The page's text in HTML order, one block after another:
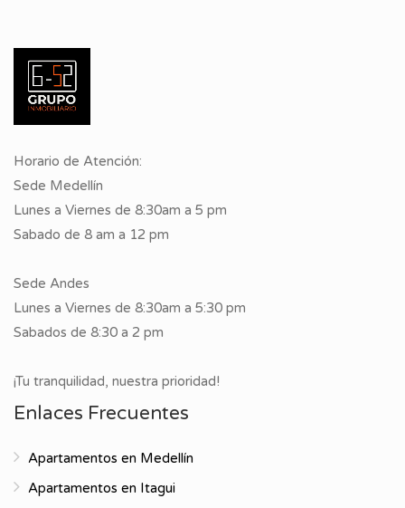
Horario de Atención:
Sede Medellín
Lunes a Viernes de 8:30am a 5 pm
Sabado de 8 am a 12 pm
Sede Andes
Lunes a Viernes de 8:30am a 5:30 pm
Sabados de 8:30 a 2 pm
¡Tu tranquilidad, nuestra prioridad!
Enlaces Frecuentes
Apartamentos en Medellín
Apartamentos en Itagui